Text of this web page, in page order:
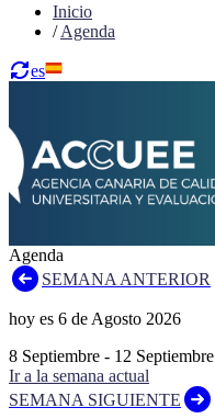
Inicio
/Agenda
es
Agenda
SEMANA ANTERIOR
hoy es 6 de Agosto 2026
8 Septiembre - 12 Septiembre
Ir a la semana actual
SEMANA SIGUIENTE